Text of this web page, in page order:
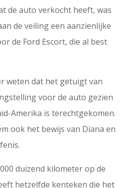
de auto verkocht heeft, was
de veiling een aanzienlijke
de Ford Escort, die al best
weten dat het getuigt van
voor de auto gezien
Amerika is terechtgekomen.
ook het bewijs van Diana en
duizend kilometer op de
hetzelfde kenteken die het